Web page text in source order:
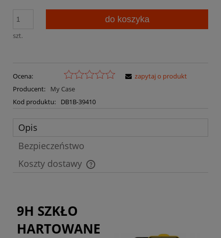
szt.
do koszyka
Ocena:
Producent:
My Case
Kod produktu:
DB1B-39410
zapytaj o produkt
Opis
Bezpieczeństwo
Koszty dostawy
Cena nie zawiera ewentualnych kosztów płatności
9H SZKŁO
HARTOWANE